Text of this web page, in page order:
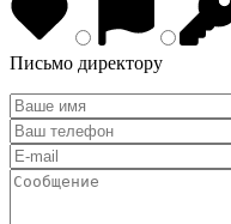
Письмо директору